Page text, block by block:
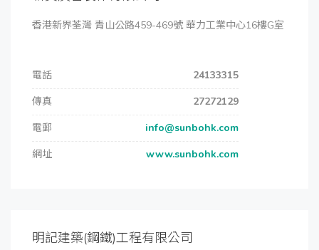
香港新界荃灣 青山公路459-469號 華力工業中心16樓G室
電話
24133315
傳真
27272129
電郵
info@sunbohk.com
網址
www.sunbohk.com
明記建築(鋼鐵)工程有限公司